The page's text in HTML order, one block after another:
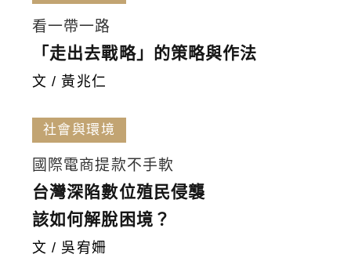
看一帶一路
「走出去戰略」的策略與作法
文 / 黃兆仁
社會與環境
國際電商提款不手軟
台灣深陷數位殖民侵襲
該如何解脫困境？
文 / 吳宥姍